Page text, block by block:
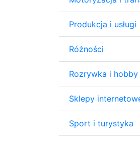
Produkcja i usługi
Różności
Rozrywka i hobby
Sklepy
Sport i turystyka